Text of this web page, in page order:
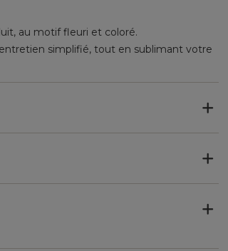
au motif fleuri et coloré.
simplifié, tout en sublimant votre